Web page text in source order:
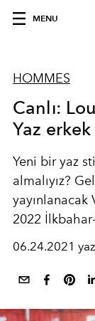
MENU
HOMMES
Canlı:
Yaz erkek
Yeni bir yaz
almalıyız?
2022
06.24.2021